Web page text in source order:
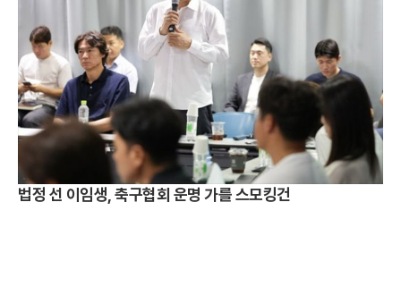
법정 선 이임생, 축구협회 운명 가를 스모킹건